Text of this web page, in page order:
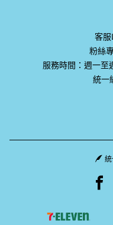
客
粉絲
服務時間：週一至
統一